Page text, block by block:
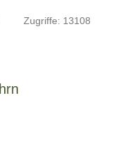
Zugriffe: 13108